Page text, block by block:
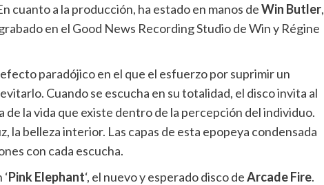
cuanto a la producción, ha estado en manos deWin Butler,
en el Good News Recording Studio de Win y Régine
paradójico en el que el esfuerzo por suprimir un
Cuando se escucha en su totalidad, el disco invita al
de la vida que existe dentro de la percepción del individuo.
la belleza interior. Las capas de esta epopeya condensada
con cada escucha.
Pink Elephant‘, el nuevo y esperado disco deArcade Fire.